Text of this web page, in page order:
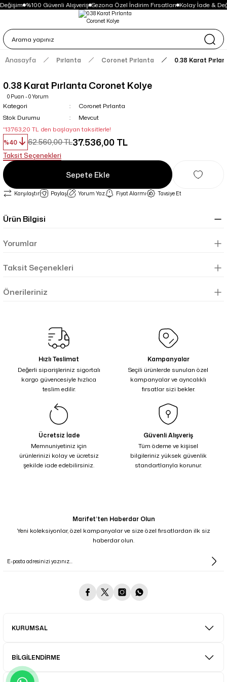
%100 Güvenli Alışveriş Sezona Özel İndirim Fırsatları Kolay İade &
Anasayfa Pırlanta Coronet Pırlanta 0.38 Karat
0.38 Karat Pırlanta Coronet Kolye
0 Puan - 0 Yorum
Kategori
Coronet Pırlanta
Stok Durumu
Mevcut
*13.763,20 TL den başlayan taksitlerle!
%40
62.560,00 TL37.536,00 TL
Taksit Seçenekleri
Sepete Ekle
Karşılaştır Paylaş Yorum Yaz Fiyat Alarmı Tavsiye Et
Ürün Bilgisi
Yorumlar
Taksit Seçenekleri
Önerileriniz
Hızlı Teslimat
Değerli siparişleriniz sigortalı
kargo güvencesiyle hızlıca
teslim edilir.
Kampanyalar
Seçili ürünlerde sunulan özel
kampanyalar ve ayrıcalıklı
fırsatlar sizi bekler.
Ücretsiz İade
Memnuniyetiniz için
ürünlerinizi kolay ve ücretsiz
şekilde iade edebilirsiniz.
Güvenli Alışveriş
Tüm ödeme ve kişisel
bilgileriniz yüksek güvenlik
standartlarıyla korunur.
Marifet’ten Haberdar Olun
Yeni koleksiyonlar, özel kampanyalar ve size özel fırsatlardan ilk siz
haberdar olun.
KURUMSAL
BİLGİLENDİRME